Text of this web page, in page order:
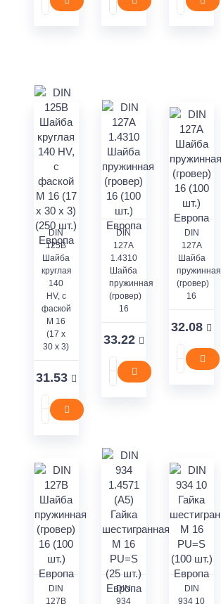
DIN
125В
Шайба
круглая
140
HV, с
фаской
М 16
(17 x
30 x 3)
31.53
DIN
127А
1.4310
Шайба
пружинная
(гровер)
16
33.22
DIN
127А
Шайба
пружинная
(гровер)
16
32.08
DIN
127В
DIN
934
DIN
934 10